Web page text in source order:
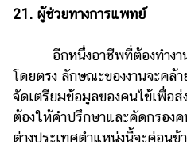
21. ผู้ช่วยทางการแพทย์
อีกหนึ่งอาชีพที่ต้องทำงาน
โดยตรง ลักษณะของงานจะคล้
จัดเตรียมข้อมูลของคนไข้เพื่อ
ต้องให้คำปรึกษาและคัดกรอง
ต่างประเทศตำแหน่งนี้จะค่อนข้